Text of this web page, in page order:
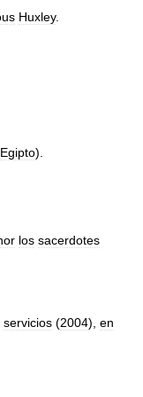
Huxley.
Egipto).
los sacerdotes
servicios (2004), en